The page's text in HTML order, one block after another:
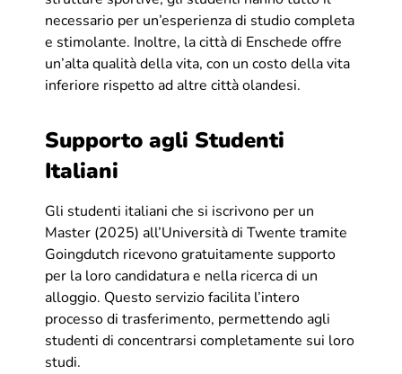
necessario per un’esperienza di studio completa
e stimolante. Inoltre, la città di Enschede offre
un’alta qualità della vita, con un costo della vita
inferiore rispetto ad altre città olandesi.
Supporto agli Studenti
Italiani
Gli studenti italiani che si iscrivono per un
Master (2025) all’Università di Twente tramite
Goingdutch ricevono gratuitamente supporto
per la loro candidatura e nella ricerca di un
alloggio. Questo servizio facilita l’intero
processo di trasferimento, permettendo agli
studenti di concentrarsi completamente sui loro
studi.